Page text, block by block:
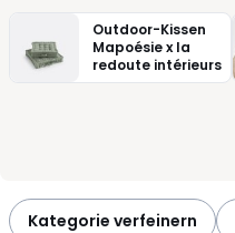
Outdoor-Kissen
Mapoésie x la
redoute intérieurs
Kategorie verfeinern